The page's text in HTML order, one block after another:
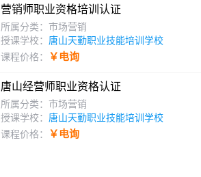
营销师职业资格培训认证
所属分类：市场营销
授课学校： 唐山天勤职业技能培训学校
课程价格：
￥电询
唐山经营师职业资格认证
所属分类：市场营销
授课学校： 唐山天勤职业技能培训学校
课程价格：
￥电询